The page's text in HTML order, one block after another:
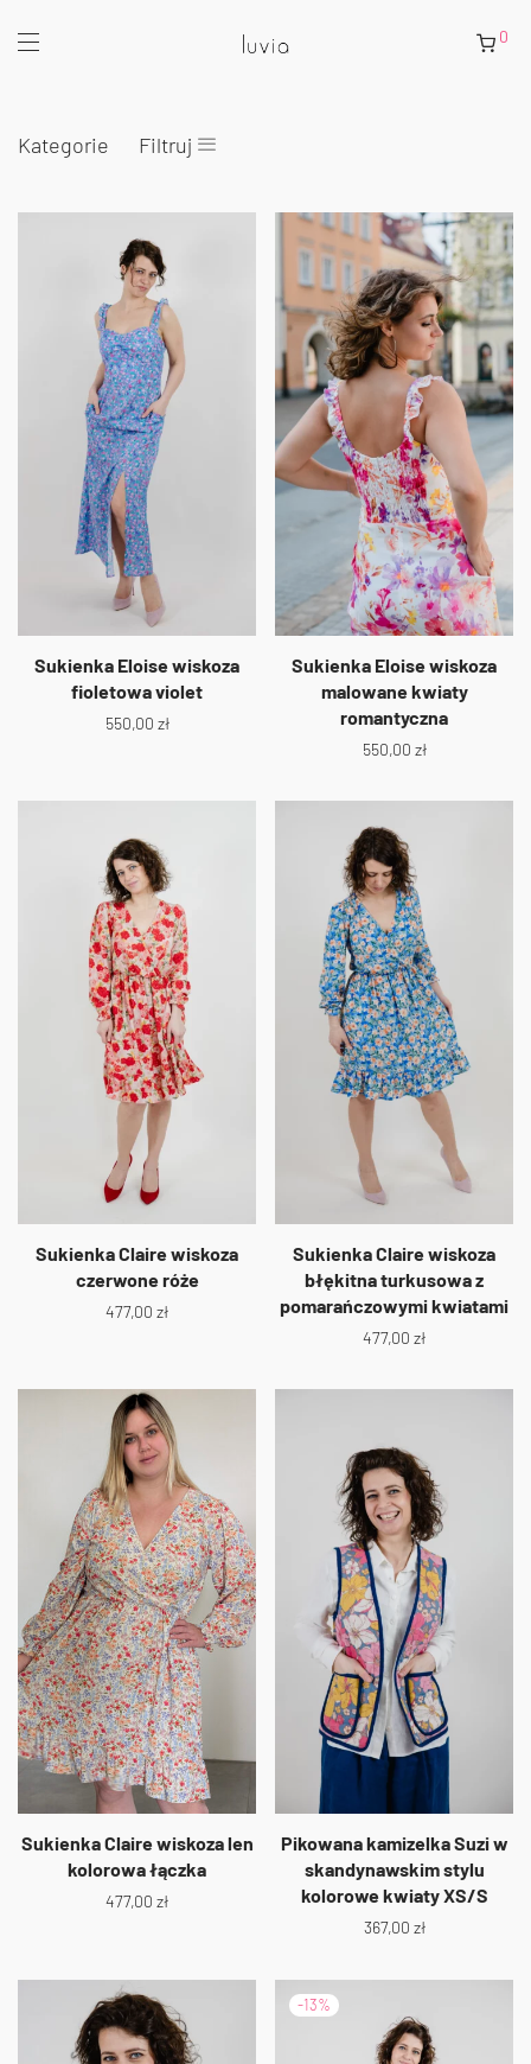
0
Kategorie Filtruj
Sukienka Eloise wiskoza
fioletowa violet
550,00 zł
Sukienka Eloise wiskoza
malowane kwiaty
romantyczna
550,00 zł
Sukienka Claire wiskoza
czerwone róże
477,00 zł
Sukienka Claire wiskoza
błękitna turkusowa z
pomarańczowymi kwiatami
477,00 zł
Sukienka Claire wiskoza len
kolorowa łączka
477,00 zł
Pikowana kamizelka Suzi w
skandynawskim stylu
kolorowe kwiaty XS/S
367,00 zł
-13%